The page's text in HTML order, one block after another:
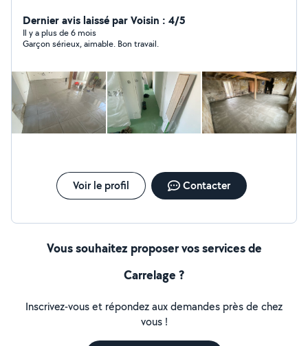
petite plomberie ( pas de réseau complexe)
Maçonnerie seuil de portail dallage etc Placo, peinture,
isolation etc
Dernier avis laissé par Voisin : 4/5
Il y a plus de 6 mois
Garçon sérieux, aimable. Bon travail.
Voir le profil Contacter
Vous souhaitez proposer vos services de
Carrelage ?
Inscrivez-vous et répondez aux demandes près de chez
vous !